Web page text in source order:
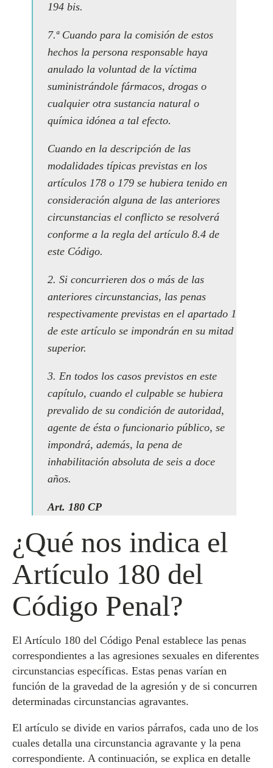
194 bis.
7.ª Cuando para la comisión de estos
hechos la persona responsable haya
anulado la voluntad de la víctima
suministrándole fármacos, drogas o
cualquier otra sustancia natural o
química idónea a tal efecto.
Cuando en la descripción de las
modalidades típicas previstas en los
artículos 178 o 179 se hubiera tenido en
consideración alguna de las anteriores
circunstancias el conflicto se resolverá
conforme a la regla del artículo 8.4 de
este Código.
2. Si concurrieren dos o más de las
anteriores circunstancias, las penas
respectivamente previstas en el apartado 1
de este artículo se impondrán en su mitad
superior.
3. En todos los casos previstos en este
capítulo, cuando el culpable se hubiera
prevalido de su condición de autoridad,
agente de ésta o funcionario público, se
impondrá, además, la pena de
inhabilitación absoluta de seis a doce
años.
Art. 180 CP
¿Qué nos indica el
Artículo 180 del
Código Penal?
El Artículo 180 del Código Penal establece las penas
correspondientes a las agresiones sexuales en diferentes
circunstancias específicas. Estas penas varían en
función de la gravedad de la agresión y de si concurren
determinadas circunstancias agravantes.
El artículo se divide en varios párrafos, cada uno de los
cuales detalla una circunstancia agravante y la pena
correspondiente. A continuación, se explica en detalle